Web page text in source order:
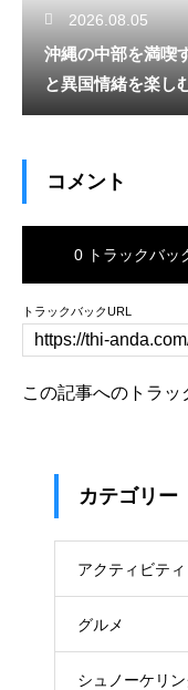
2026.08.05
沖縄の中部を満喫
と異国情緒を楽し
コメント
0 トラックバッ
トラックバックURL
この記事へのトラッ
カテゴリー
アクティビティ
グルメ
シュノーケリ